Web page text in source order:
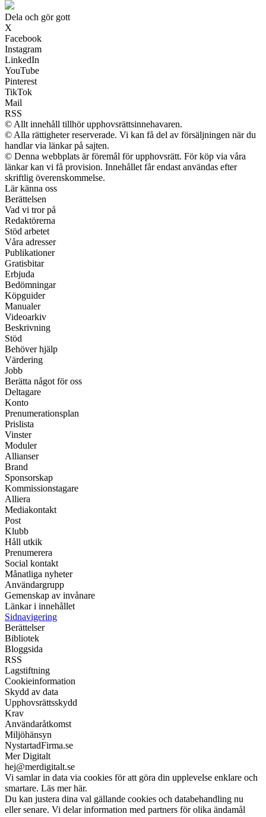
Dela och gör gott
X
Facebook
Instagram
LinkedIn
YouTube
Pinterest
TikTok
Mail
RSS
© Allt innehåll tillhör upphovsrättsinnehavaren.
© Alla rättigheter reserverade. Vi kan få del av försäljningen när du
handlar via länkar på sajten.
© Denna webbplats är föremål för upphovsrätt. För köp via våra
länkar kan vi få provision. Innehållet får endast användas efter
skriftlig överenskommelse.
Lär känna oss
Berättelsen
Vad vi tror på
Redaktörerna
Stöd arbetet
Våra adresser
Publikationer
Gratisbitar
Erbjuda
Bedömningar
Köpguider
Manualer
Videoarkiv
Beskrivning
Stöd
Behöver hjälp
Värdering
Jobb
Berätta något för oss
Deltagare
Konto
Prenumerationsplan
Prislista
Vinster
Moduler
Allianser
Brand
Sponsorskap
Kommissionstagare
Alliera
Mediakontakt
Post
Klubb
Håll utkik
Prenumerera
Social kontakt
Månatliga nyheter
Användargrupp
Gemenskap av invånare
Länkar i innehållet
Sidnavigering
Berättelser
Bibliotek
Bloggsida
RSS
Lagstiftning
Cookieinformation
Skydd av data
Upphovsrättsskydd
Krav
Användaråtkomst
Miljöhänsyn
NystartadFirma.se
Mer Digitalt
hej@merdigitalt.se
Vi samlar in data via cookies för att göra din upplevelse enklare och
smartare. Läs mer här.
Du kan justera dina val gällande cookies och databehandling nu
eller senare. Vi delar information med partners för olika ändamål